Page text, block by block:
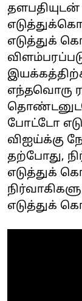
எடுத்துக்
எந்தவொரு
போட்டோ
விஐய்க்கு
தற்போது,
எடுத்துக்
எடுத்துக்